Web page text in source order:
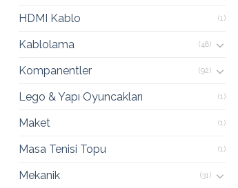
HDMI Kablo (1)
Kablolama (48)
Kompanentler (92)
Lego & Yapı Oyuncakları (1)
Maket (1)
Masa Tenisi Topu (1)
Mekanik (31)